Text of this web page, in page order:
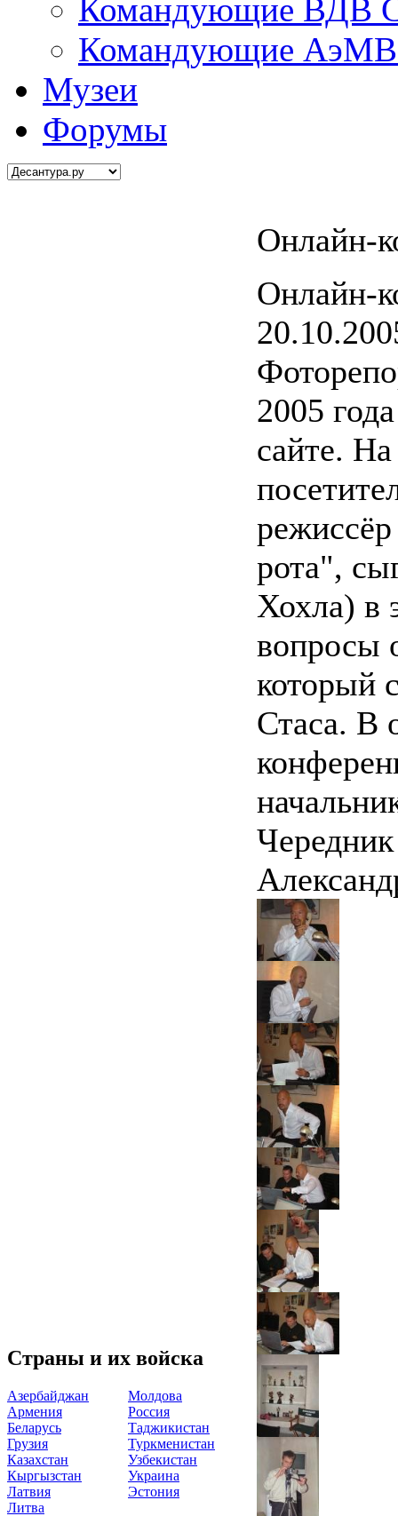
Командующие ВДВ
Командующие АэМВ
Музеи
Форумы
Страны и их войска
Азербайджан
Армения
Беларусь
Грузия
Казахстан
Кыргызстан
Латвия
Литва
Молдова
Россия
Таджикистан
Туркменистан
Узбекистан
Украина
Эстония
Онлайн-
Онлайн-
2005
сайте.
рота",
Хохла) в
вопросы
который
Стаса. В